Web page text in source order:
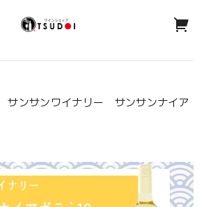
サンサンワイナリー サンサンナイア